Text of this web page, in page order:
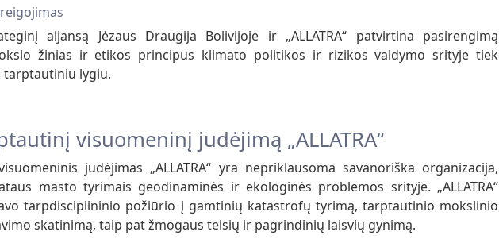
aljansą Jėzaus Draugija Bolivijoje ir „ALLATRA“ patvirtina pasirengimą
žinias ir etikos principus klimato politikos ir rizikos valdymo srityje tiek
tarptautiniu lygiu.
visuomeninį judėjimą „ALLATRA“
judėjimas „ALLATRA“ yra nepriklausoma savanoriška organizacija,
masto tyrimais geodinaminės ir ekologinės problemos srityje. „ALLATRA“
tarpdisciplininio požiūrio į gamtinių katastrofų tyrimą, tarptautinio mokslinio
skatinimą, taip pat žmogaus teisių ir pagrindinių laisvių gynimą.